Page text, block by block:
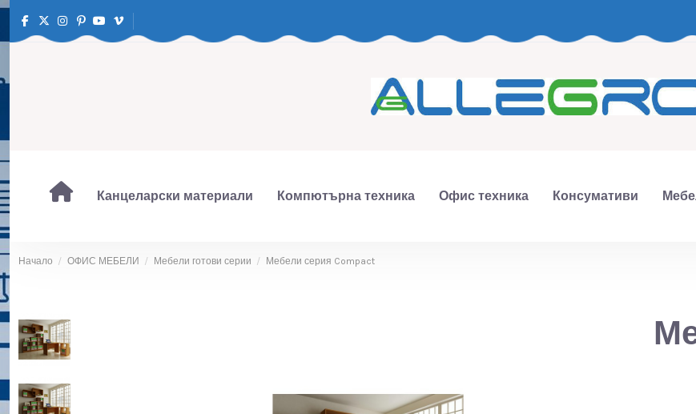
Канцеларски материали Компютърна техника Офис техника Консумативи
Начало ОФИС МЕБЕЛИ Мебели готови серии Мебели серия Compact